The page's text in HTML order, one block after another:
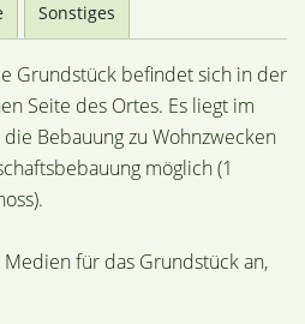
Sonstiges
Grundstück befindet sich in der
Seite des Ortes. Es liegt im
Bebauung zu Wohnzwecken
möglich (1
für das Grundstück an,